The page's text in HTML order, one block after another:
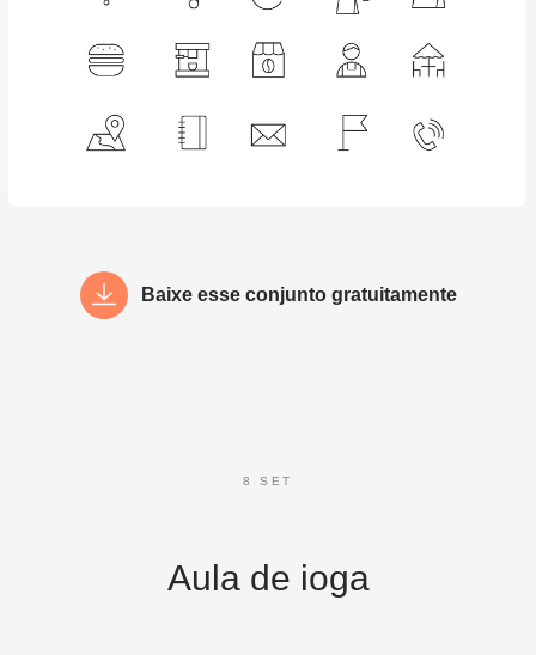
Baixe esse conjunto gratuitamente
8 SET
Aula de ioga